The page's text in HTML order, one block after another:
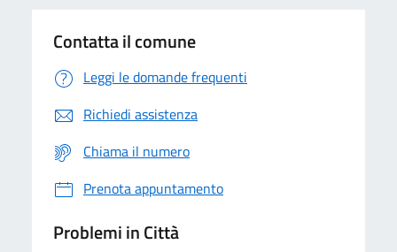
Contatta il comune
Leggi le domande frequenti
Richiedi assistenza
Chiama il numero
Prenota appuntamento
Problemi in Città